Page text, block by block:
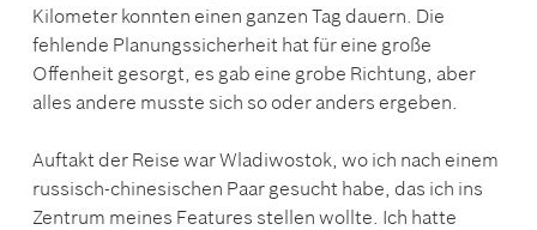
Kilometer konnten einen ganzen Tag dauern. Die
fehlende Planungssicherheit hat für eine große
Offenheit gesorgt, es gab eine grobe Richtung, aber
alles andere musste sich so oder anders ergeben.
Auftakt der Reise war Wladiwostok, wo ich nach einem
russisch-chinesischen Paar gesucht habe, das ich ins
Zentrum meines Features stellen wollte. Ich hatte